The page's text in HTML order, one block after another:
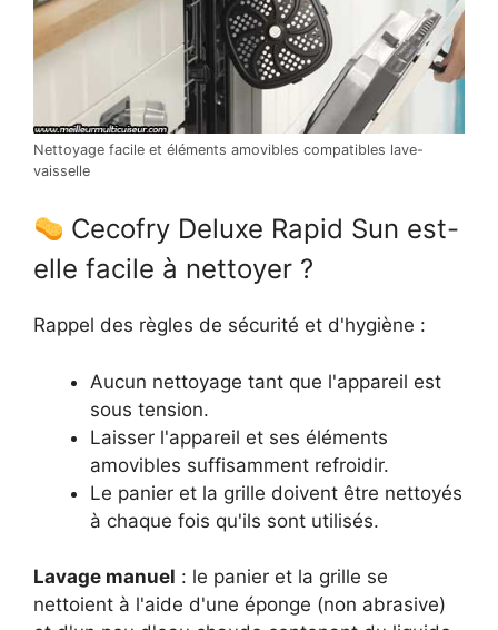
Nettoyage facile et éléments amovibles compatibles lave-
vaisselle
Cecofry Deluxe Rapid Sun est-
elle facile à nettoyer ?
Rappel des règles de sécurité et d'hygiène :
Aucun nettoyage tant que l'appareil est
sous tension.
Laisser l'appareil et ses éléments
amovibles suffisamment refroidir.
Le panier et la grille doivent être nettoyés
à chaque fois qu'ils sont utilisés.
Lavage manuel : le panier et la grille se
nettoient à l'aide d'une éponge (non abrasive)